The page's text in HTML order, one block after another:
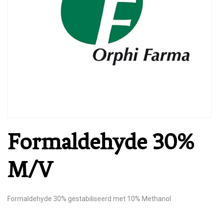
Formaldehyde 30%
M/V
Formaldehyde 30% gestabiliseerd met 10% Methanol